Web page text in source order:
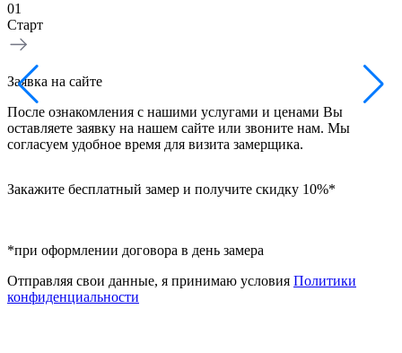
01
Старт
Заявка на сайте
После ознакомления с нашими услугами и ценами Вы
оставляете заявку на нашем сайте или звоните нам. Мы
согласуем удобное время для визита замерщика.
Закажите бесплатный замер и получите скидку 10%*
*при оформлении договора в день замера
Отправляя свои данные, я принимаю условия Политики
конфиденциальности